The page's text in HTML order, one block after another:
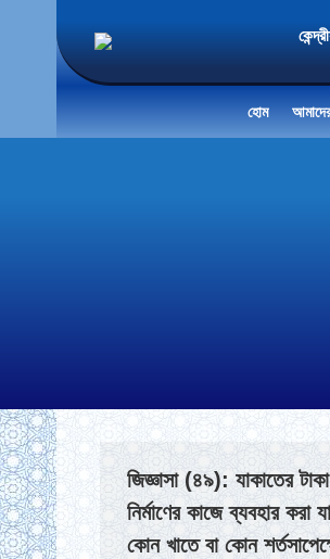
হোম
জিজ্ঞাসা (৪৯): যাকাতের
নির্মাণের কাজে ব্যবহার
কোন খাতে বা কোন